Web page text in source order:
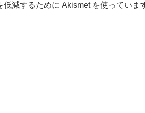
減するために Akismet を使っていま